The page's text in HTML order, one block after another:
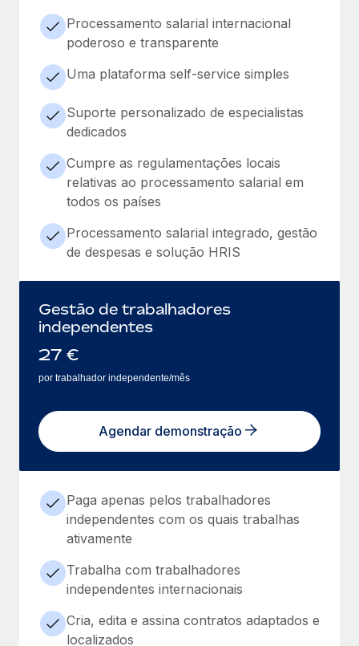
Processamento salarial internacional
poderoso e transparente
Uma plataforma self-service simples
Suporte personalizado de especialistas
dedicados
Cumpre as regulamentações locais
relativas ao processamento salarial em
todos os países
Processamento salarial integrado, gestão
de despesas e solução HRIS
Gestão de trabalhadores
independentes
27 €
por trabalhador independente/mês
Agendar demonstração
Paga apenas pelos trabalhadores
independentes com os quais trabalhas
ativamente
Trabalha com trabalhadores
independentes internacionais
Cria, edita e assina contratos adaptados e
localizados